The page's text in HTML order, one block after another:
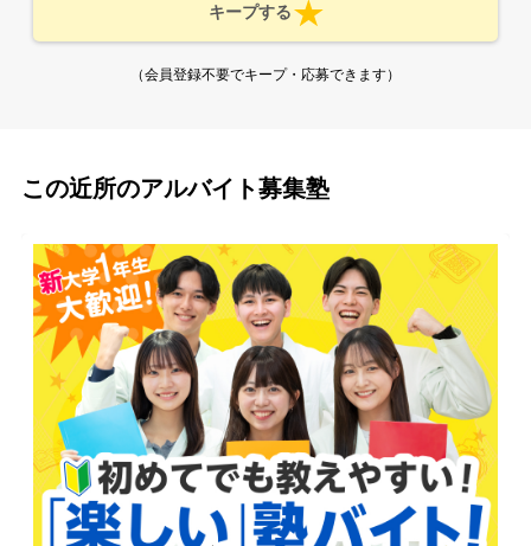
キープする
（会員登録不要でキープ・応募できます）
この近所のアルバイト募集塾